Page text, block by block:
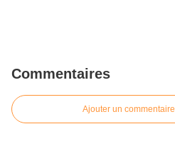
Commentaires
Ajouter un commentaire